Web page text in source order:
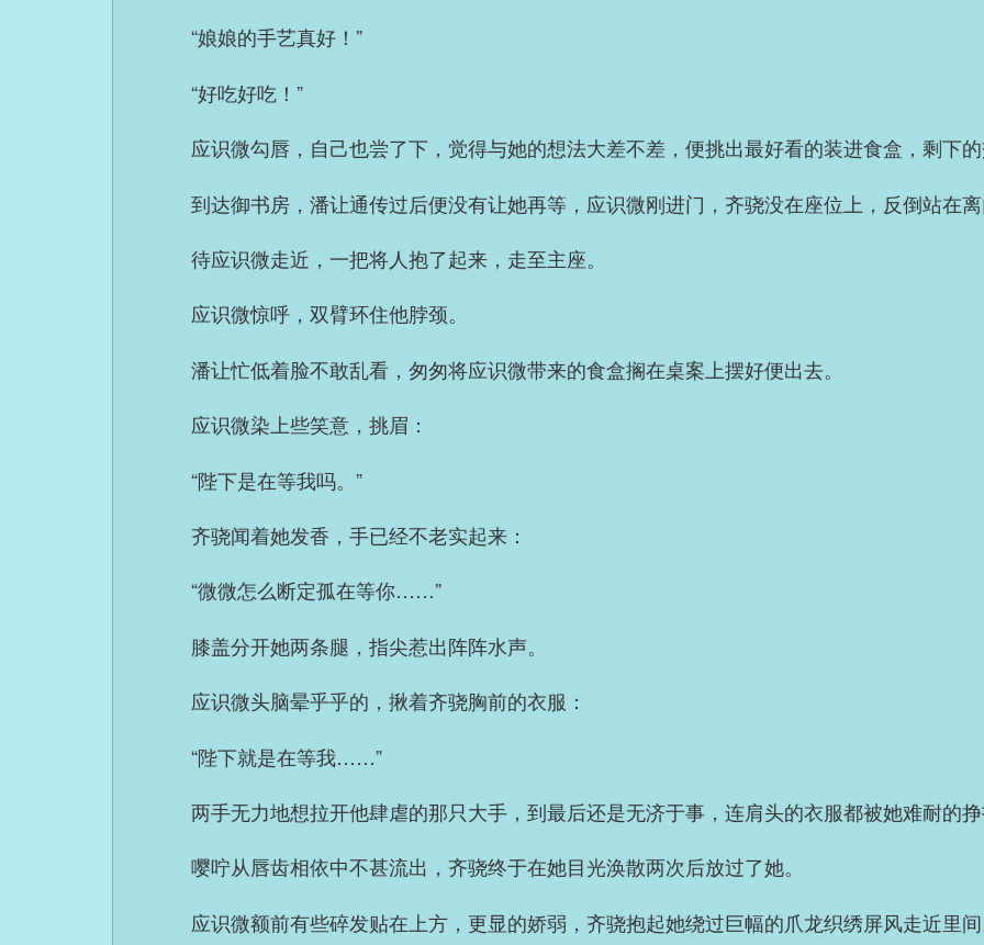
“娘娘的手艺真好！”
“好吃好吃！”
应识微勾唇，自己也尝了下，觉得与她的想法大差不差，便挑出最好看的装进食盒，剩下
到达御书房，潘让通传过后便没有让她再等，应识微刚进门，齐骁没在座位上，反倒站在
待应识微走近，一把将人抱了起来，走至主座。
应识微惊呼，双臂环住他脖颈。
潘让忙低着脸不敢乱看，匆匆将应识微带来的食盒搁在桌案上摆好便出去。
应识微染上些笑意，挑眉：
“陛下是在等我吗。”
齐骁闻着她发香，手已经不老实起来：
“微微怎么断定孤在等你……”
膝盖分开她两条腿，指尖惹出阵阵水声。
应识微头脑晕乎乎的，揪着齐骁胸前的衣服：
“陛下就是在等我……”
两手无力地想拉开他肆虐的那只大手，到最后还是无济于事，连肩头的衣服都被她难耐的
嘤咛从唇齿相依中不甚流出，齐骁终于在她目光涣散两次后放过了她。
应识微额前有些碎发贴在上方，更显的娇弱，齐骁抱起她绕过巨幅的爪龙织绣屏风走近里